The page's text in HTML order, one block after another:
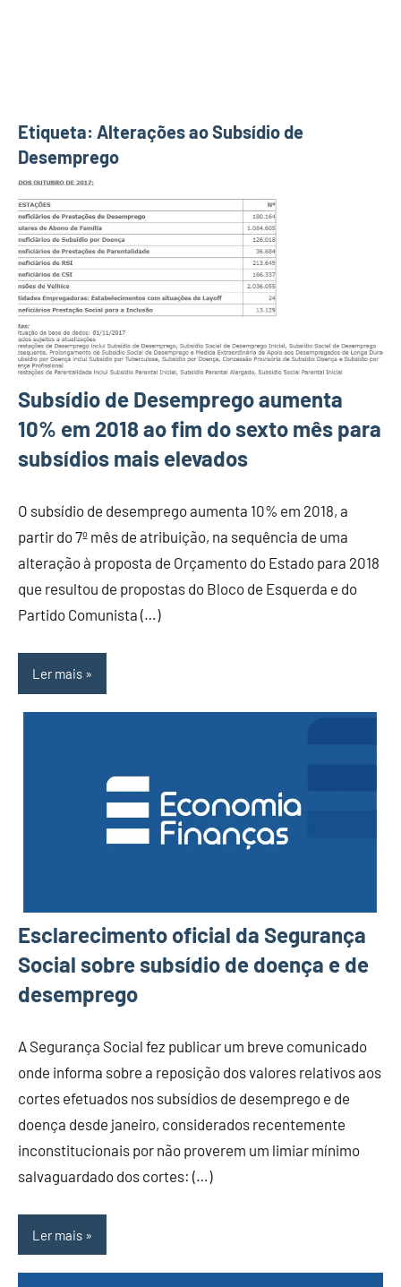
Etiqueta: Alterações ao Subsídio de
Desemprego
Subsídio de Desemprego aumenta
10% em 2018 ao fim do sexto mês para
subsídios mais elevados
O subsídio de desemprego aumenta 10% em 2018, a
partir do 7º mês de atribuição, na sequência de uma
alteração à proposta de Orçamento do Estado para 2018
que resultou de propostas do Bloco de Esquerda e do
Partido Comunista (…)
Ler mais
Esclarecimento oficial da Segurança
Social sobre subsídio de doença e de
desemprego
A Segurança Social fez publicar um breve comunicado
onde informa sobre a reposição dos valores relativos aos
cortes efetuados nos subsídios de desemprego e de
doença desde janeiro, considerados recentemente
inconstitucionais por não proverem um limiar mínimo
salvaguardado dos cortes: (…)
Ler mais